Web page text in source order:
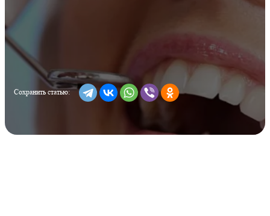
Сохранить статью: